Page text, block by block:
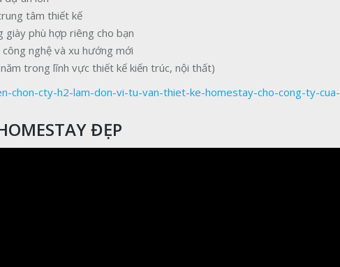
tâm thiết kế
giày phù hợp riêng cho bạn
nghệ và xu hướng mới
trong lĩnh vực thiết kế kiến trúc, nội thất)
chon-cty-h2-lam-don-vi-tu-van-thiet-ke-homestay-cho-cong-ty-cua-
ĐẸP